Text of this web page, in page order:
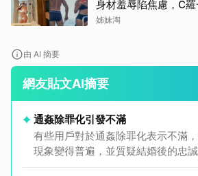
身材羞辱陷焦慮，C
姊妹淘
由 AI 摘要
網友貼文AI摘要
通姦除罪化引發不滿
有些用戶對於通姦除罪化表示不滿
現象變得普遍，並質疑結婚後的忠誠